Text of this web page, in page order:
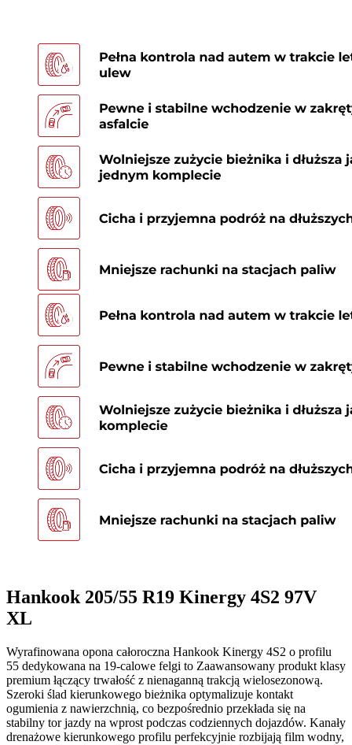
Hankook 205/55 R19 Kinergy 4S2 97V
XL
Wyrafinowana opona całoroczna Hankook Kinergy 4S2 o profilu
55 dedykowana na 19-calowe felgi to Zaawansowany produkt klasy
premium łączący trwałość z nienaganną trakcją wielosezonową.
Szeroki ślad kierunkowego bieżnika optymalizuje kontakt
ogumienia z nawierzchnią, co bezpośrednio przekłada się na
stabilny tor jazdy na wprost podczas codziennych dojazdów. Kanały
drenażowe kierunkowego profilu perfekcyjnie rozbijają film wodny,